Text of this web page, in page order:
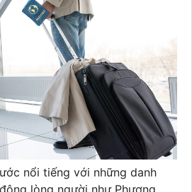
nổi tiếng với những danh
lòng người như Phượng